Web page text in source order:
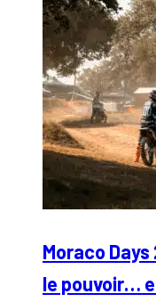
Moraco
le pouvoir…